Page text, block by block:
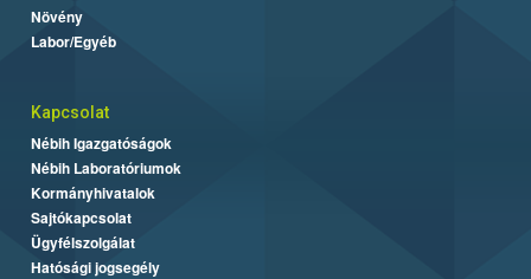
Növény
Labor/Egyéb
Kapcsolat
Nébih Igazgatóságok
Nébih Laboratóriumok
Kormányhivatalok
Sajtókapcsolat
Ügyfélszolgálat
Hatósági jogsegély